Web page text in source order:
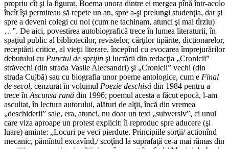
propriu cît şi la figurat. Boema unora dintre ei mergea pînă într-acolo
încît îşi permiteau să repete un an, spre a-şi prelungi studenţia, dar şi
spre a deveni colegi cu noi (cum ne tachinam, atunci şi mai tîrziu)
…”. De aici, povestirea autobiografică trece în lumea literaturii, în
spaţiul public al bibliotecilor, revistelor, cărţilor tipărite, dicţionarelor,
receptării critice, al vieţii literare, începînd cu evocarea împrejurărilor
debutului cu Punctul de sprijin şi lucrării din redacţia „Cronicii”
străvechi (din strada Vasile Alecsandri) şi „Cronicii” vechi (din
strada Cujbă) sau cu biografia unor poeme antologice, cum e Final
de secol, cenzurat în volumul Poezie deschisă din 1984 pentru a
trece înAscunsa rană din 1996; poemul acesta a făcut epocă, l-am
ascultat, în lectura autorului, alături de alţii, încă din vremea
„deschiderii” sale, era, atunci, nu doar un text „subversiv”, ci unul
care viza aproape un protest explicit: îl reproduc spre aducere (şi
luare) aminte: „Locuri pe veci pierdute. Principiile sorţii/ acţionînd
mecanic, pămîntul excavînd,/ scoţînd la suprafaţă ce-a mai rămas din